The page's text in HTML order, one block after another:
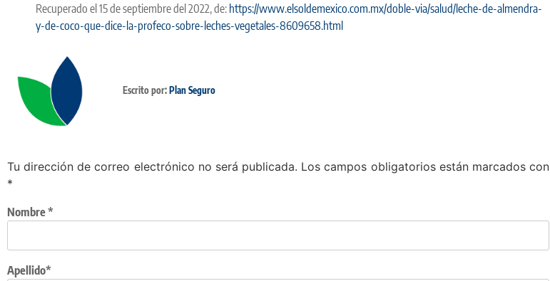
Recuperado el 15 de septiembre del 2022, de: https://www.elsoldemexico.com.mx/doble-via/salud/leche-de-almendra-
y-de-coco-que-dice-la-profeco-sobre-leches-vegetales-8609658.html
Escrito por: Plan Seguro
Tu dirección de correo electrónico no será publicada. Los campos obligatorios están marcados con
*
Apellido*
Nombre*